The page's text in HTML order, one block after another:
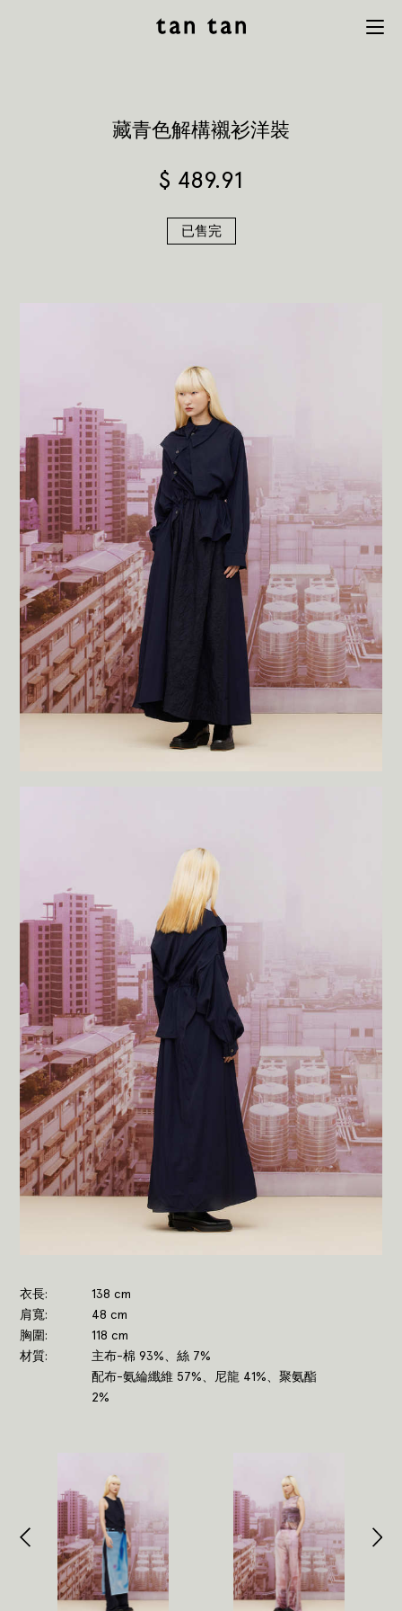
藏青色解構襯衫洋裝
$ 489.91
已售完
衣長
138 cm
肩寬
48 cm
胸圍
118 cm
材質
主布-棉 93%、絲 7%
配布-氨綸纖維 57%、尼龍 41%、聚氨酯
2%